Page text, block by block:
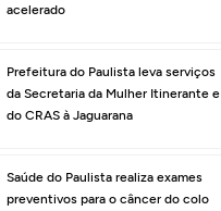
acelerado
Prefeitura do Paulista leva serviços
da Secretaria da Mulher Itinerante e
do CRAS à Jaguarana
Saúde do Paulista realiza exames
preventivos para o câncer do colo